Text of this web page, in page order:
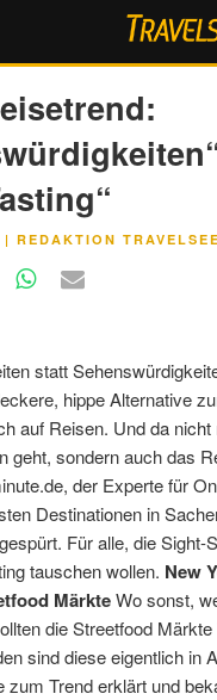
| REDAKTION
statt
hippe Alternative
auf Reisen. Und da nicht
geht, sondern auch das
der Experte für
Destinationen in
Für alle, die Sight-
tauschen wollen. New
MärkteWo sonst,
die Streetfood
sind diese eigentlich in
zum Trend erklärt und